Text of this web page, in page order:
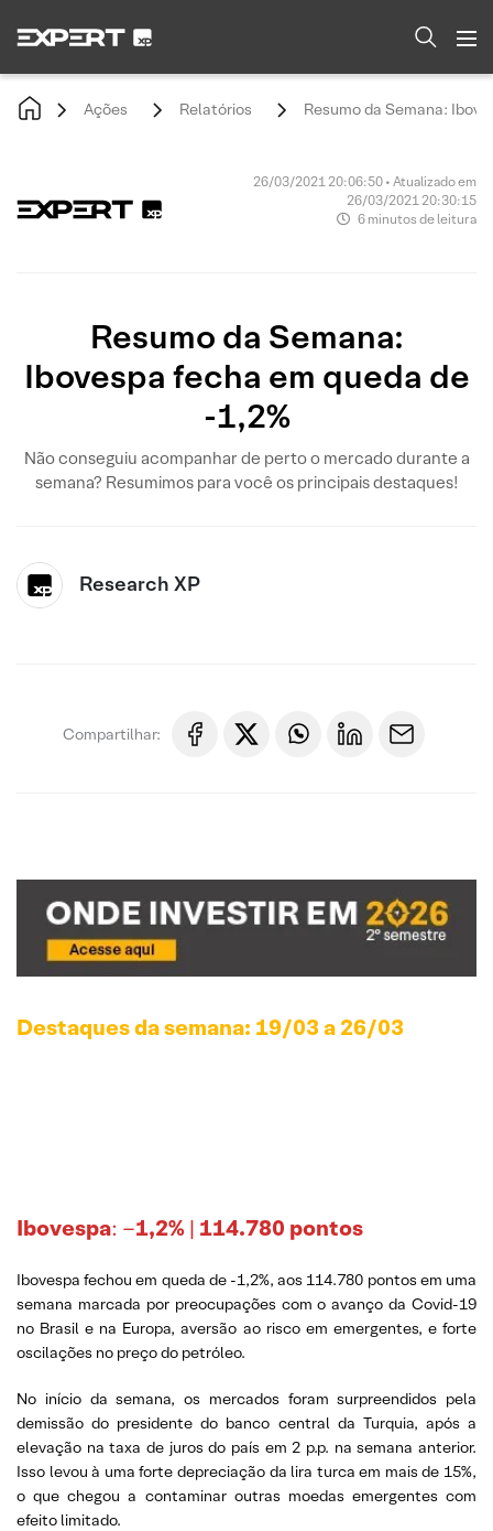
Ações Relatórios Resumo da Semana:
26/03/2021 20:06:50 • Atualizado em
26/03/2021 20:30:15
6 minutos de leitura
Resumo da Semana:
Ibovespa fecha em queda de
-1,2%
Não conseguiu acompanhar de perto o mercado durante a
semana? Resumimos para você os principais destaques!
Research XP
Compartilhar:
Destaques da semana: 19/03 a 26/03
Ibovespa: –1,2%| 114.780 pontos
Ibovespa fechou em queda de -1,2%, aos 114.780 pontos em uma
semana marcada por preocupações com o avanço da Covid-19
no Brasil e na Europa, aversão ao risco em emergentes, e forte
oscilações no preço do petróleo.
No início da semana, os mercados foram surpreendidos pela
demissão do presidente do banco central da Turquia, após a
elevação na taxa de juros do país em 2 p.p. na semana anterior.
Isso levou à uma forte depreciação da lira turca em mais de 15%,
o que chegou a contaminar outras moedas emergentes com
efeito limitado.